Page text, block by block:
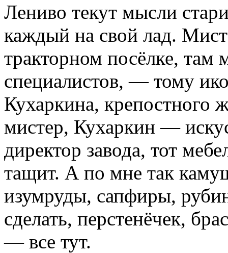
Лениво текут мысли
каждый на свой лад.
тракторном посёлке, там
специалистов, — тому
Кухаркина, крепостного
мистер, Кухаркин —
директор завода, тот
тащит. А по мне так
изумруды, сапфиры,
сделать, перстенёчек,
— все тут.